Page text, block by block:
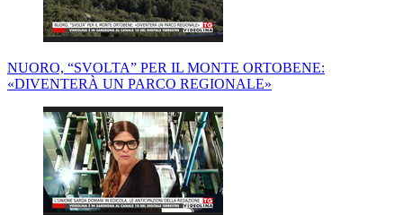
NUORO, “SVOLTA” PER IL MONTE ORTOBENE:
«DIVENTERÀ UN PARCO REGIONALE»